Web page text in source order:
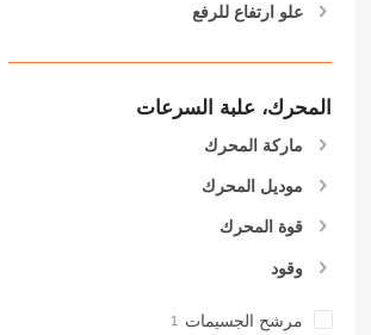
علو ارتفاع للرفع
المحرك، علبة السرعات
ماركة المحرك
موديل المحرك
قوة المحرك
وقود
مرشح الجسيمات